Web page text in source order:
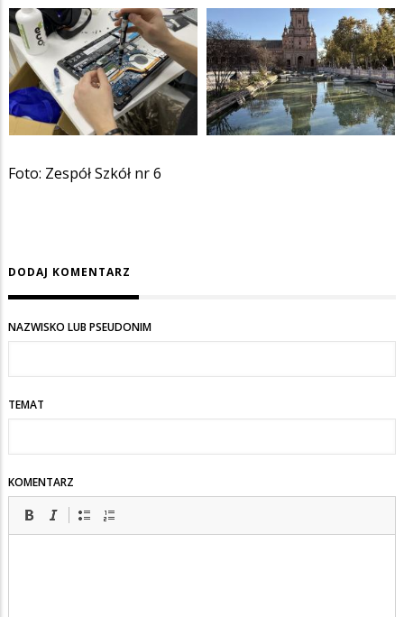
Foto: Zespół Szkół nr 6
DODAJ KOMENTARZ
NAZWISKO LUB PSEUDONIM
TEMAT
KOMENTARZ